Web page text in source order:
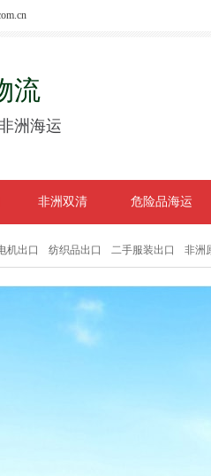
流
洲海运
非洲双清 危险品海运
机出口 纺织品出口 二手服装出口 非洲